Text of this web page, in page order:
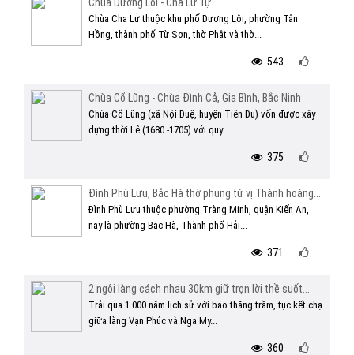
Chùa Cha Lư thuộc khu phố Dương Lôi, phường Tân
Hồng, thành phố Từ Sơn, thờ Phật và thờ...
543
Chùa Cổ Lũng - Chùa Đình Cả, Gia Bình, Bắc Ninh
Chùa Cổ Lũng (xã Nội Duệ, huyện Tiên Du) vốn được xây
dựng thời Lê (1680 -1705) với quy...
375
Đình Phù Lưu, Bắc Hà thờ phụng tứ vị Thành hoàng...
Đình Phù Lưu thuộc phường Tràng Minh, quận Kiến An,
nay là phường Bắc Hà, Thành phố Hải...
371
2 ngôi làng cách nhau 30km giữ trọn lời thề suốt...
Trải qua 1.000 năm lịch sử với bao thăng trầm, tục kết chạ
giữa làng Vạn Phúc và Nga My...
360